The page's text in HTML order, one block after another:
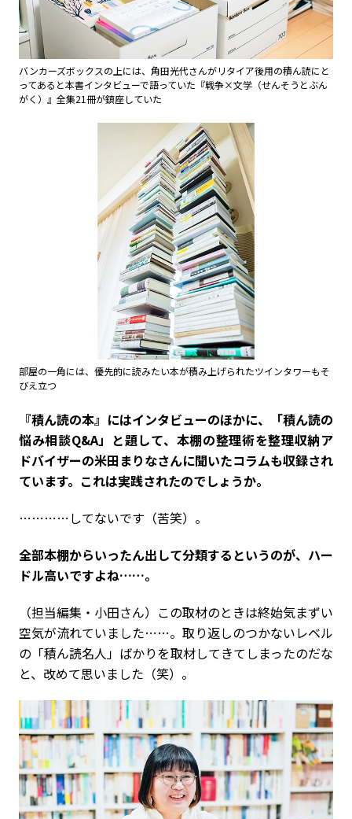
バンカーズボックスの上には、角田光代さんがリタイア後用の積ん読にと
ってあると本書インタビューで語っていた『戦争×文学（せんそうとぶん
がく）』全集21冊が鎮座していた
部屋の一角には、優先的に読みたい本が積み上げられたツインタワーもそ
びえ立つ
――『積ん読の本』にはインタビューのほかに、「積ん読の
悩み相談Q&A」と題して、本棚の整理術を整理収納ア
ドバイザーの米田まりなさんに聞いたコラムも収録され
ています。これは実践されたのでしょうか。
…………してないです（苦笑）。
――全部本棚からいったん出して分類するというのが、ハー
ドル高いですよね……。
（担当編集・小田さん）この取材のときは終始気まずい
空気が流れていました……。取り返しのつかないレベル
の「積ん読名人」ばかりを取材してきてしまったのだな
と、改めて思いました（笑）。